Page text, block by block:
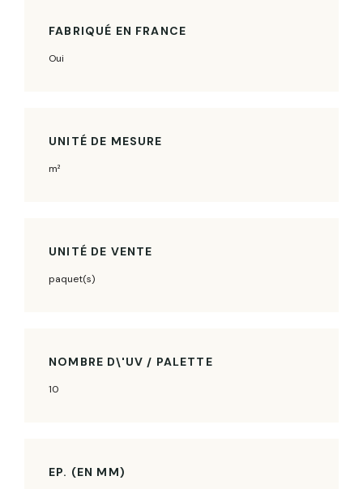
FABRIQUÉ EN FRANCE
Oui
UNITÉ DE MESURE
m²
UNITÉ DE VENTE
paquet(s)
NOMBRE D\'UV / PALETTE
10
EP. (EN MM)